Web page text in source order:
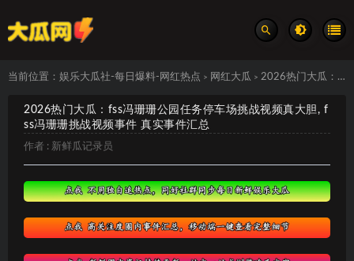
当前位置： 娱乐大瓜社-每日爆料-网红热点 > 网红大瓜 > 2026热门大瓜：fss冯珊珊公园任务停车场挑战视频真大胆, fss冯珊珊挑战视频事件 真实事件汇总
2026热门大瓜：fss冯珊珊公园任务停车场挑战视频真大胆, f
ss冯珊珊挑战视频事件 真实事件汇总
作者 : 新鲜瓜记录员